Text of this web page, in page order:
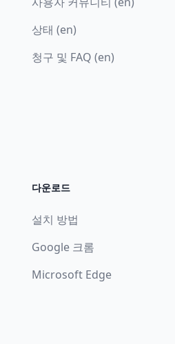
상태 (en)
청구 및 FAQ (en)
다운로드
설치 방법
Google 크롬
Microsoft Edge